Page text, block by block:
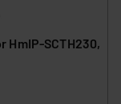
HmIP-SCTH230,